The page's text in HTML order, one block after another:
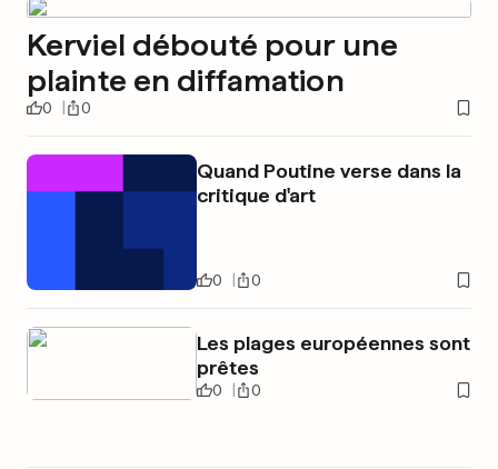
Kerviel débouté pour une
plainte en diffamation
0 0
Quand Poutine verse dans la
critique d'art
0 0
Les plages européennes sont
prêtes
0 0